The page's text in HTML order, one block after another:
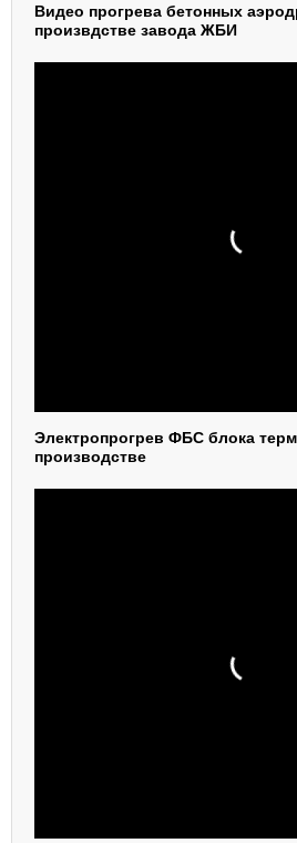
Видео прогрева бетонных
произвдстве завода ЖБИ
Электропрогрев ФБС блока
производстве